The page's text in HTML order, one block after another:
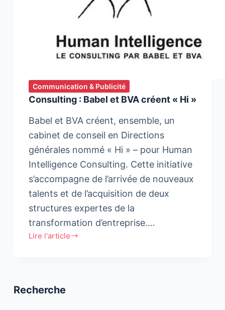
Communication & Publicité
Consulting : Babel et BVA créent « Hi »
Babel et BVA créent, ensemble, un
cabinet de conseil en Directions
générales nommé « Hi » – pour Human
Intelligence Consulting. Cette initiative
s’accompagne de l’arrivée de nouveaux
talents et de l’acquisition de deux
structures expertes de la
transformation d’entreprise.…
Lire l'article
Consulting
BVA
Recherche